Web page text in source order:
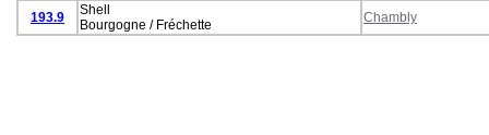
193.9
Shell
Bourgogne / Fréchette
Chambly